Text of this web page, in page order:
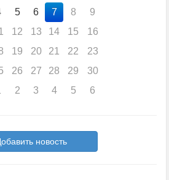
5 6 7 8
9
12 13 14 15
16
19 20 21 22
23
26 27 28 29
30
2 3 4 5 6
новость